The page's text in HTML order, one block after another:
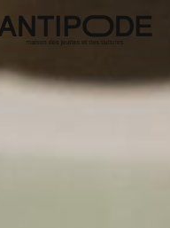
au contenu principal